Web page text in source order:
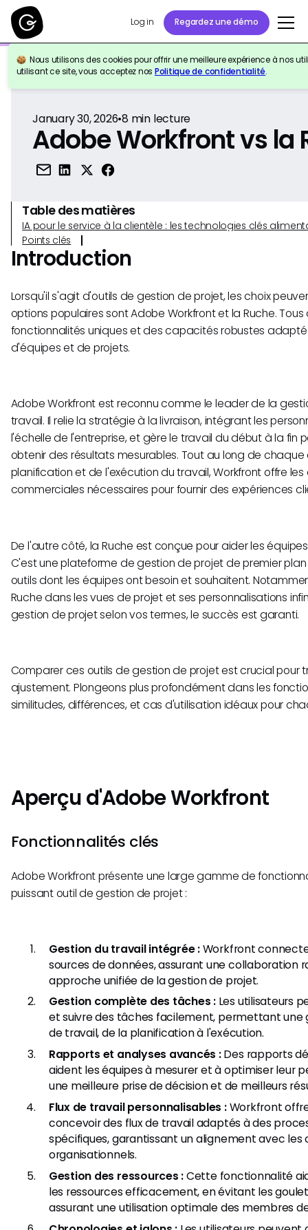
Log in Regardez une démo
Nous utilisons des cookies pour offrir une meilleure expérience à nos
utilisant ce site, vous acceptez nos Politique de confidentialité.
Retour à la référence
January 30, 2026•8min lecture
Adobe Workfront vs la
Table des matières
IA pour le service à la clientèle : les technologies clés
Points clés
Introduction
Lorsqu'il s'agit d'outils de gestion de projet, les choix
options populaires sont Adobe Workfront et la Ruche.
fonctionnalités uniques et des capacités robustes
d'équipes et de projets.
Adobe Workfront est reconnu comme le leader de la
travail. Il relie la stratégie à la livraison, intégrant les
l'échelle de l'entreprise, et gère le travail du début à la fin
obtenir des résultats mesurables. Tout au long de
planification et de l'exécution du travail, Workfront offre
commerciales nécessaires pour fournir des expériences
De l'autre côté, la Ruche est conçue pour aider les
C'est une plateforme de gestion de projet de premier
outils dont les équipes ont besoin et souhaitent.
Ruche dans les vues de projet et ses personnalisations
gestion de projet selon vos termes, le succès est garanti.
Comparer ces outils de gestion de projet est crucial pour
ajustement. Plongeons plus profondément dans les
similitudes, différences, et cas d'utilisation idéaux pour
Aperçu d'Adobe Workfront
Fonctionnalités clés
Adobe Workfront présente une large gamme de
puissant outil de gestion de projet :
Gestion du travail intégrée :Workfront
sources de données, assurant une collaboration
approche unifiée de la gestion de projet.
Gestion complète des tâches :Les utilisateurs
et suivre des tâches facilement, permettant une
de travail, de la planification à l'exécution.
Rapports et analyses avancés :Des rapports
aident les équipes à mesurer et à optimiser leur
une meilleure prise de décision et de meilleurs
Flux de travail personnalisables :Workfront
concevoir des flux de travail adaptés à des
spécifiques, garantissant un alignement avec les
organisationnels.
Gestion des ressources :Cette fonctionnalité
les ressources efficacement, en évitant les
assurant une utilisation optimale des membres